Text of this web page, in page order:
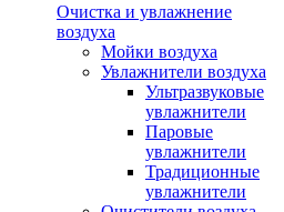
Очистка и увлажнение
воздуха
Мойки воздуха
Увлажнители воздуха
Ультразвуковые
увлажнители
Паровые
увлажнители
Традиционные
увлажнители